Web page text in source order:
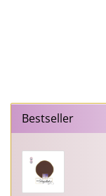
Bestseller